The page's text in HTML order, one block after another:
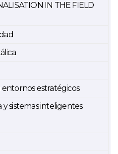
IN THE FIELD
entornos estratégicos
sistemas inteligentes